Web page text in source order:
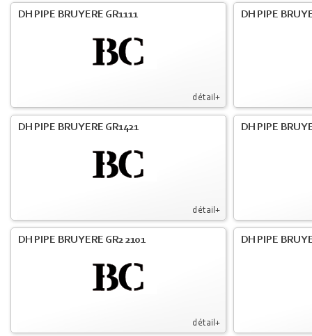
détail+
DH PIPE BRUYERE GR1111 DH PIPE
détail+
DH PIPE BRUYERE GR1421 DH PIPE
détail+
DH PIPE BRUYERE GR2 2101 DH PIPE